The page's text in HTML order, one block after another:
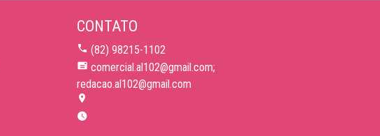
CONTATO
(82) 98215-1102
comercial.al102@gmail.com;
redacao.al102@gmail.com